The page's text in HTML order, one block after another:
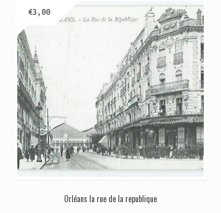
Orléans la rue de la republique
€3,00